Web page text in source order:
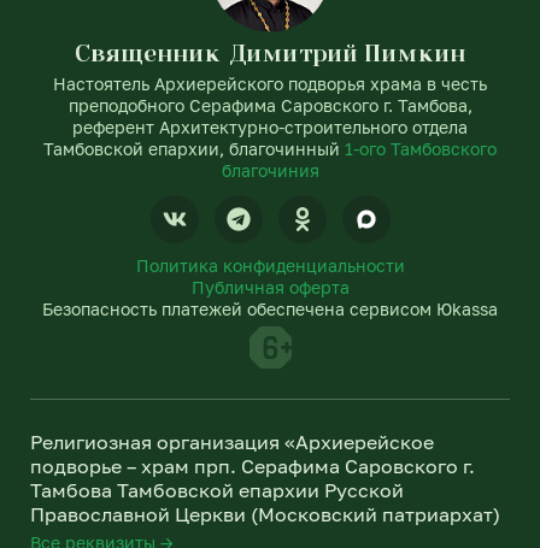
Священник Димитрий Пимкин
Настоятель Архиерейского подворья храма в честь
преподобного Серафима Саровского г. Тамбова,
референт Архитектурно-строительного отдела
Тамбовской епархии, благочинный 1-ого Тамбовского
благочиния
V
k
T
e
e
g
m
O
d
o
k
s
i
k
i
Политика конфиденциальности
Публичная оферта
Безопасность платежей обеспечена сервисом Юkassa
Религиозная организация «Архиерейское
подворье – храм прп. Серафима Саровского г.
Тамбова Тамбовской епархии Русской
Православной Церкви (Московский патриархат)
Все реквизиты →